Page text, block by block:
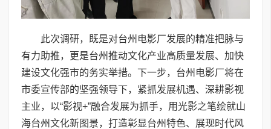
此次调研，既是对台州电影厂发展的精准把脉与
有力助推，更是台州推动文化产业高质量发展、加快
建设文化强市的务实举措。下一步，台州电影厂将在
市委宣传部的坚强领导下，紧抓发展机遇、深耕影视
主业，以“影视+”融合发展为抓手，用光影之笔绘就山
海台州文化新图景，打造彰显台州特色、展现时代风